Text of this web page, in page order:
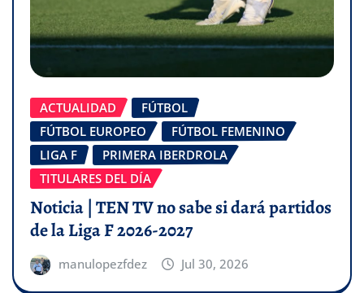
ACTUALIDAD
FÚTBOL
FÚTBOL EUROPEO
FÚTBOL FEMENINO
LIGA F
PRIMERA IBERDROLA
TITULARES DEL DÍA
Noticia | TEN TV no sabe si dará partidos
de la Liga F 2026-2027
manulopezfdez Jul 30, 2026